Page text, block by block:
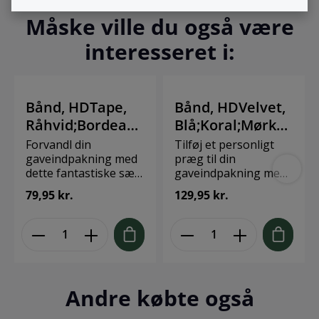
Måske ville du også være
interesseret i:
Bånd, HDTape,
Råhvid;Bordeaux
;Sort;Grøn;Guld
Forvandl din
gaveindpakning med
dette fantastiske sæt
grosgrain-bånd. Med
fem udsøgte farver –
sort, grøn og guld –
bringer disse bånd et
bånd er lavet af
højkvalitets polyester
79,95 kr.
Bånd, HDVelvet,
Blå;Koral;Mørkeg
røn;Lilla;Lyseblå
Tilføj et personligt
præg til din
gaveindpakning med
dette sæt bånd i
fløjlslook. Disse bånd
kvalitet og kommer i
fem elegante farver:
lyseblå. Perfekt til at
skabe smukke og
129,95 kr.
Andre købte også